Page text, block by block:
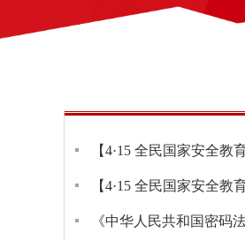
【4·15 全民国家安全
【4·15 全民国家安全
《中华人民共和国密码